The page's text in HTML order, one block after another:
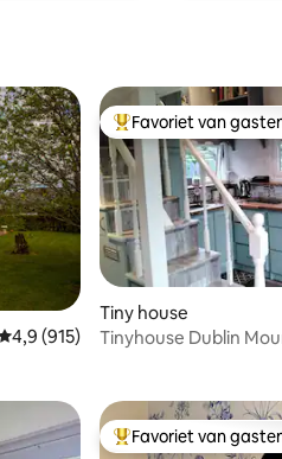
beoordeling van 4,9
4,9 (915)
Topfavoriet van
Favoriet van
Tiny house
Tinyhouse Dublin
Topfavoriet van
Favoriet van